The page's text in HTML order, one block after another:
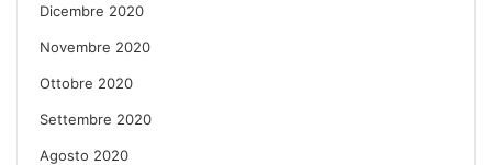
Dicembre 2020
Novembre 2020
Ottobre 2020
Settembre 2020
Agosto 2020